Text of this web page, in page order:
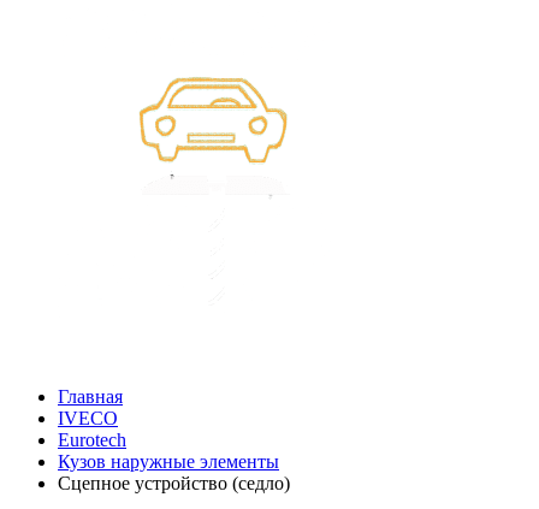
Главная
IVECO
Eurotech
Кузов наружные элементы
Сцепное устройство (седло)